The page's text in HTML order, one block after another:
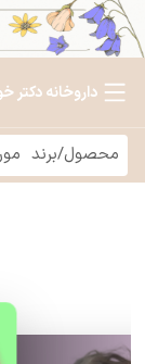
داروخانه دکتر